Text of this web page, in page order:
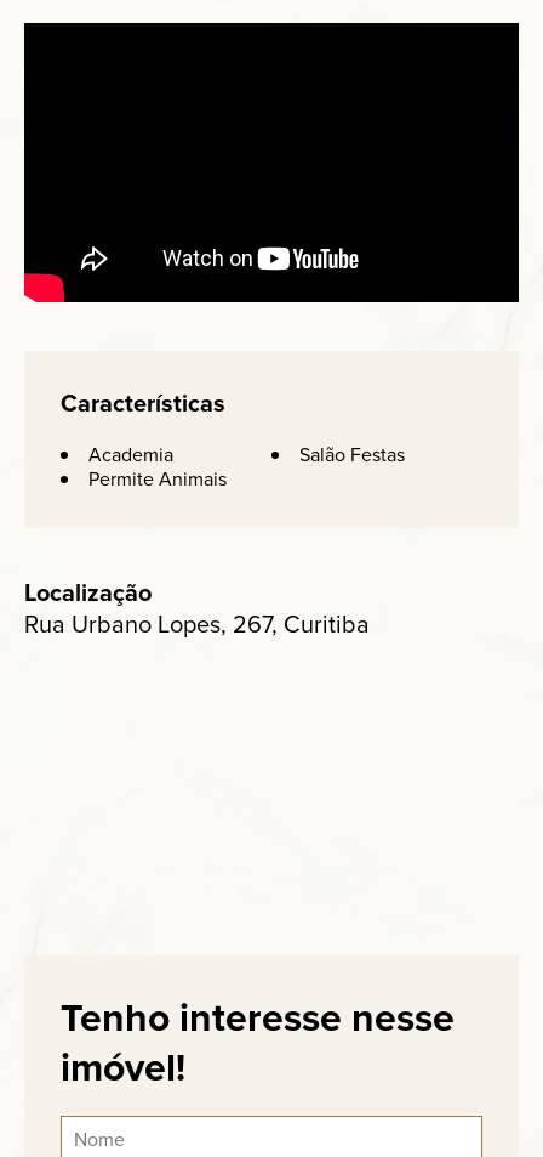
Características
Academia
Salão Festas
Permite Animais
Localização
Rua Urbano Lopes, 267, Curitiba
Tenho interesse nesse
imóvel!